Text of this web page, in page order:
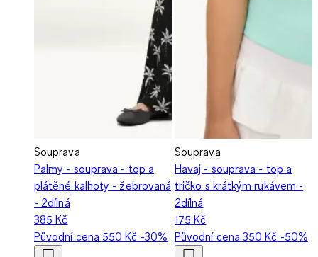
Souprava
Palmy - souprava - top a
plátěné kalhoty - žebrovaná
- 2dílná
385 Kč
Původní cena 550 Kč -30%
Souprava
Havaj - souprava - top a
tričko s krátkým rukávem -
2dílná
175 Kč
Původní cena350 Kč -50%